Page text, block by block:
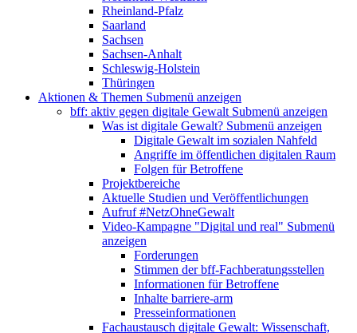
Rheinland-Pfalz
Saarland
Sachsen
Sachsen-Anhalt
Schleswig-Holstein
Thüringen
Aktionen & Themen Submenü anzeigen
bff: aktiv gegen digitale Gewalt Submenü anzeigen
Was ist digitale Gewalt? Submenü anzeigen
Digitale Gewalt im sozialen Nahfeld
Angriffe im öffentlichen digitalen Raum
Folgen für Betroffene
Projektbereiche
Aktuelle Studien und Veröffentlichungen
Aufruf #NetzOhneGewalt
Video-Kampagne "Digital und real" Submenü
anzeigen
Forderungen
Stimmen der bff-Fachberatungsstellen
Informationen für Betroffene
Inhalte barriere-arm
Presseinformationen
Fachaustausch digitale Gewalt: Wissenschaft,